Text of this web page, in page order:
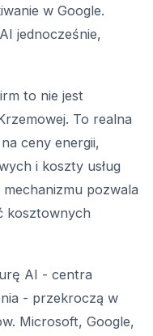
w Google.
jednocześnie,
to nie jest
To realna
ceny energii,
i koszty usług
pozwala
kosztownych
AI - centra
- przekroczą w
Microsoft, Google,